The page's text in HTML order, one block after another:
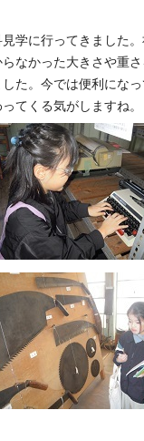
学に行ってきました
なかった大きさや重
た。今では便利にな
てくる気がしますね。